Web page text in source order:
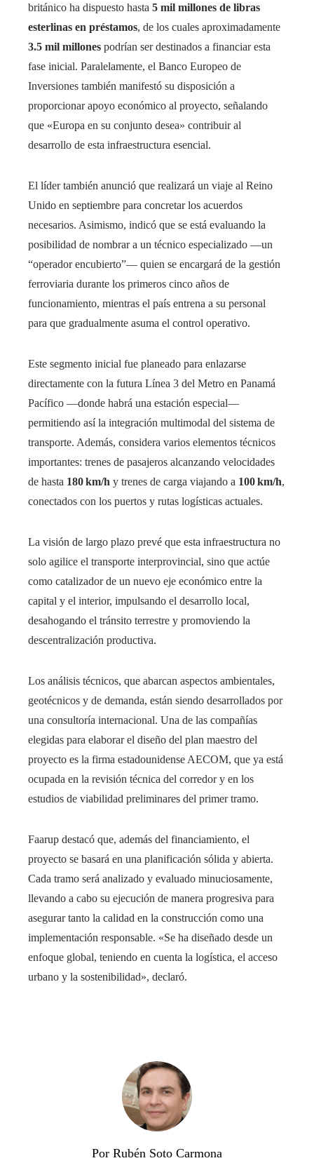
británico ha dispuesto hasta 5 mil millones de libras
esterlinas en préstamos, de los cuales aproximadamente
3.5 mil millones podrían ser destinados a financiar esta
fase inicial. Paralelamente, el Banco Europeo de
Inversiones también manifestó su disposición a
proporcionar apoyo económico al proyecto, señalando
que «Europa en su conjunto desea» contribuir al
desarrollo de esta infraestructura esencial.
El líder también anunció que realizará un viaje al Reino
Unido en septiembre para concretar los acuerdos
necesarios. Asimismo, indicó que se está evaluando la
posibilidad de nombrar a un técnico especializado —un
“operador encubierto”— quien se encargará de la gestión
ferroviaria durante los primeros cinco años de
funcionamiento, mientras el país entrena a su personal
para que gradualmente asuma el control operativo.
Este segmento inicial fue planeado para enlazarse
directamente con la futura Línea 3 del Metro en Panamá
Pacífico —donde habrá una estación especial—
permitiendo así la integración multimodal del sistema de
transporte. Además, considera varios elementos técnicos
importantes: trenes de pasajeros alcanzando velocidades
de hasta 180 km/h y trenes de carga viajando a 100 km/h,
conectados con los puertos y rutas logísticas actuales.
La visión de largo plazo prevé que esta infraestructura no
solo agilice el transporte interprovincial, sino que actúe
como catalizador de un nuevo eje económico entre la
capital y el interior, impulsando el desarrollo local,
desahogando el tránsito terrestre y promoviendo la
descentralización productiva.
Los análisis técnicos, que abarcan aspectos ambientales,
geotécnicos y de demanda, están siendo desarrollados por
una consultoría internacional. Una de las compañías
elegidas para elaborar el diseño del plan maestro del
proyecto es la firma estadounidense AECOM, que ya está
ocupada en la revisión técnica del corredor y en los
estudios de viabilidad preliminares del primer tramo.
Faarup destacó que, además del financiamiento, el
proyecto se basará en una planificación sólida y abierta.
Cada tramo será analizado y evaluado minuciosamente,
llevando a cabo su ejecución de manera progresiva para
asegurar tanto la calidad en la construcción como una
implementación responsable. «Se ha diseñado desde un
enfoque global, teniendo en cuenta la logística, el acceso
urbano y la sostenibilidad», declaró.
Por Rubén Soto Carmona